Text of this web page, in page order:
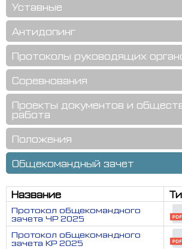
Уставные
Антидопинг
Протоколы руководящих
Соревнования
Проекты документов и
работа
Положения
Общекомандный зачет
Название
Протокол общекомандного
зачета ЧР 2025
Протокол общекомандного
зачета КР 2025